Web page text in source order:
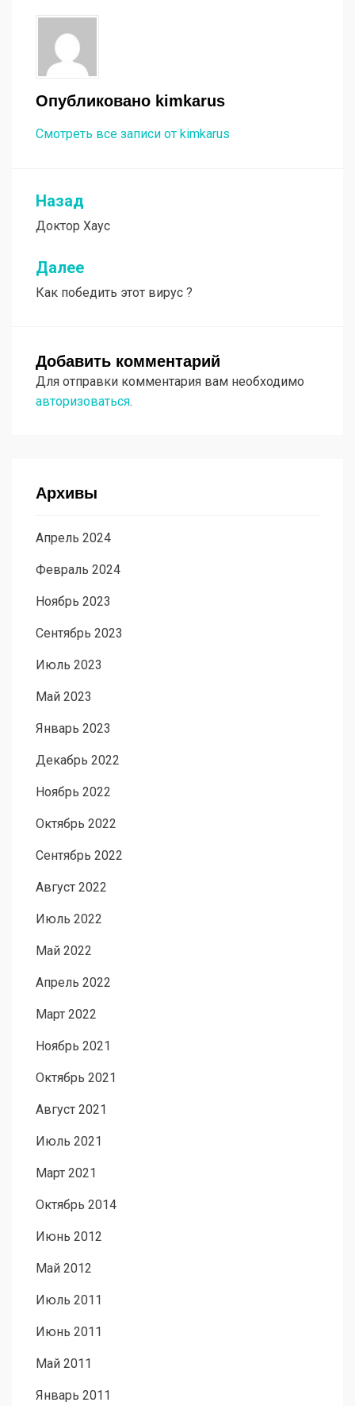
Опубликовано kimkarus
Смотреть все записи от kimkarus
Навигация
по
записям
Назад
Доктор Хаус
Далее
Как победить этот вирус ?
Добавить комментарий
Для отправки комментария вам необходимо
авторизоваться.
Архивы
Апрель 2024
Февраль 2024
Ноябрь 2023
Сентябрь 2023
Июль 2023
Май 2023
Январь 2023
Декабрь 2022
Ноябрь 2022
Октябрь 2022
Сентябрь 2022
Август 2022
Июль 2022
Май 2022
Апрель 2022
Март 2022
Ноябрь 2021
Октябрь 2021
Август 2021
Июль 2021
Март 2021
Октябрь 2014
Июнь 2012
Май 2012
Июль 2011
Июнь 2011
Май 2011
Январь 2011